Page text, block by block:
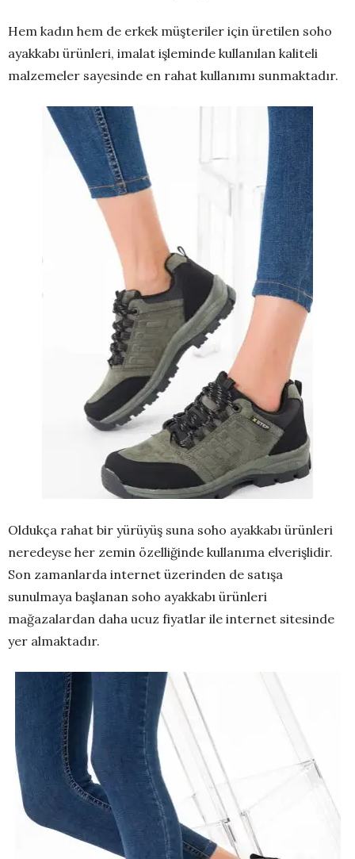
Hem kadın hem de erkek müşteriler için üretilen soho
ayakkabı ürünleri, imalat işleminde kullanılan kaliteli
malzemeler sayesinde en rahat kullanımı sunmaktadır.
Oldukça rahat bir yürüyüş suna soho ayakkabı ürünleri
neredeyse her zemin özelliğinde kullanıma elverişlidir.
Son zamanlarda internet üzerinden de satışa
sunulmaya başlanan soho ayakkabı ürünleri
mağazalardan daha ucuz fiyatlar ile internet sitesinde
yer almaktadır.